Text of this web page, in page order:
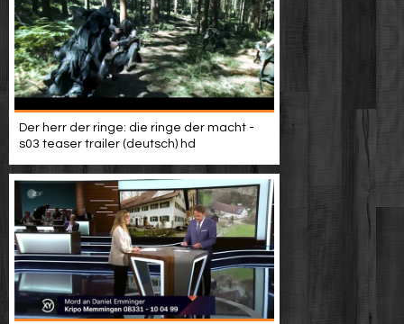
Der herr der ringe: die ringe der macht -
s03 teaser trailer (deutsch) hd